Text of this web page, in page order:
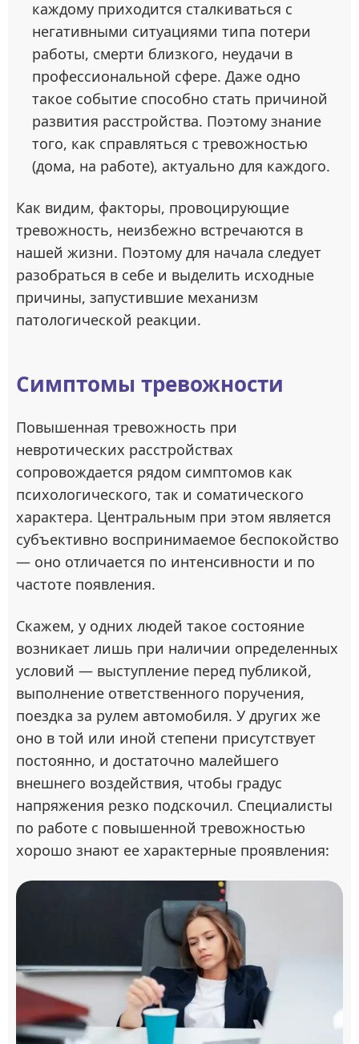
каждому приходится сталкиваться с
негативными ситуациями типа потери
работы, смерти близкого, неудачи в
профессиональной сфере. Даже одно
такое событие способно стать причиной
развития расстройства. Поэтому знание
того, как справляться с тревожностью
(дома, на работе), актуально для каждого.
Как видим, факторы, провоцирующие
тревожность, неизбежно встречаются в
нашей жизни. Поэтому для начала следует
разобраться в себе и выделить исходные
причины, запустившие механизм
патологической реакции.
Симптомы тревожности
Повышенная тревожность при
невротических расстройствах
сопровождается рядом симптомов как
психологического, так и соматического
характера. Центральным при этом является
субъективно воспринимаемое беспокойство
— оно отличается по интенсивности и по
частоте появления.
Скажем, у одних людей такое состояние
возникает лишь при наличии определенных
условий — выступление перед публикой,
выполнение ответственного поручения,
поездка за рулем автомобиля. У других же
оно в той или иной степени присутствует
постоянно, и достаточно малейшего
внешнего воздействия, чтобы градус
напряжения резко подскочил. Специалисты
по работе с повышенной тревожностью
хорошо знают ее характерные проявления: